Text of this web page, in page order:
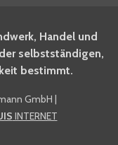
für den
Handel und
selbstständigen,
bestimmt.
GmbH |
INTERNET